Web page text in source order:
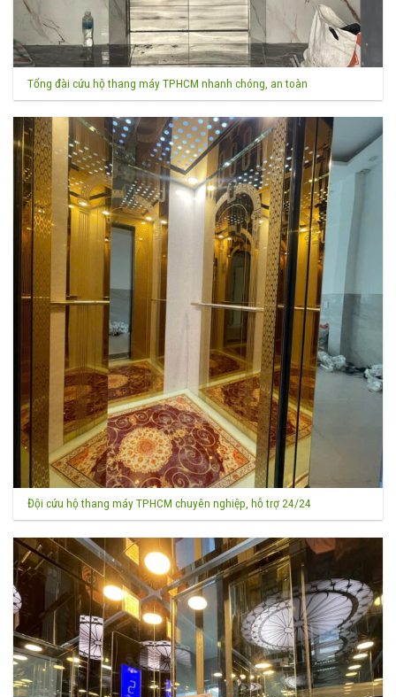
Tổng đài cứu hộ thang máy TPHCM nhanh chóng, an toàn
Đội cứu hộ thang máy TPHCM chuyên nghiệp, hỗ trợ 24/24